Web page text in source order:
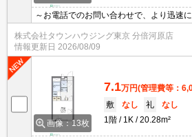
～お電話でのお問い合わせで、より迅速
地域密着タウンハウジングまで～
株式会社タウンハウジング東京 分倍河原店
情報更新日 2026/08/09
画像：13枚
7.1万円(管理費等：
敷
なし 礼
なし
1階
1K 20.28m²